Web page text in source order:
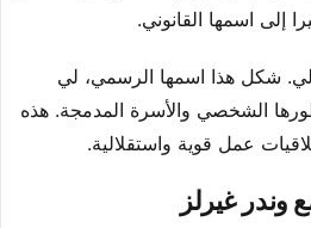
إلى اسمها القانوني.
شكل هذا اسمها الرسمي، لي
الشخصي والأسرة المدمجة. هذه
عمل قوية واستقلالية.
وندر غيرلز